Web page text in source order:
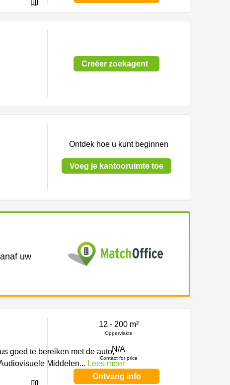
Creëer zoekagent
Ontdek hoe u kunt beginnen
Voeg je kantooruimte toe
uw
goed te bereiken met de auto,
Middelen... Lees meer
12 - 200 m²
Oppervlakte
N/A
Contact for price
Ontvang info